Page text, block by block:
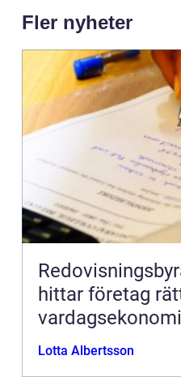
Fler nyheter
hittar företag
Lotta Albertsson